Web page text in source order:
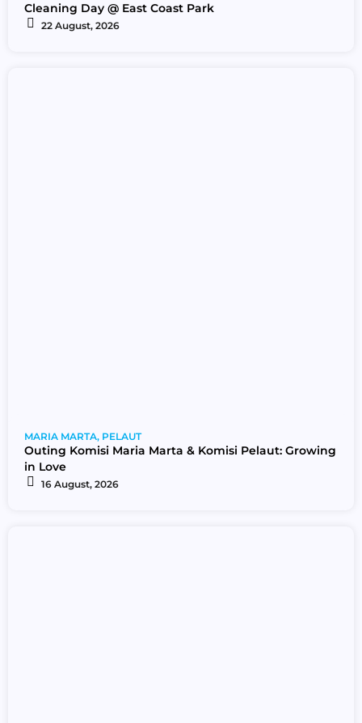
Cleaning Day @ East Coast Park
22 August, 2026
MARIA MARTA, PELAUT
Outing Komisi Maria Marta & Komisi Pelaut: Growing
in Love
16 August, 2026